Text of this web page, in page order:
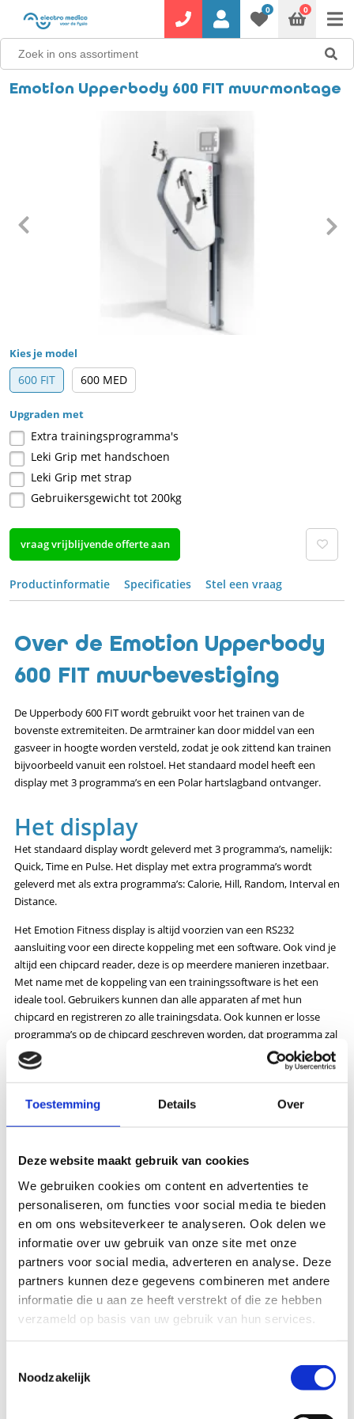
Toestemming Details Over
Deze website maakt gebruik van cookies
We gebruiken cookies om content en advertenties te
personaliseren, om functies voor social media te bieden
en om ons websiteverkeer te analyseren. Ook delen we
informatie over uw gebruik van onze site met onze
partners voor social media, adverteren en analyse. Deze
partners kunnen deze gegevens combineren met andere
informatie die u aan ze heeft verstrekt of die ze hebben
verzameld op basis van uw gebruik van hun services.
Noodzakelijk
0 0
Emotion Upperbody 600 FIT muurmontage
Kies je model
600 FIT 600 MED
Upgraden met
Extra trainingsprogramma's
Leki Grip met handschoen
Leki Grip met strap
Gebruikersgewicht tot 200kg
vraag vrijblijvende offerte aan
Productinformatie Specificaties Stel een vraag
Over de Emotion Upperbody
600 FIT muurbevestiging
De Upperbody 600 FIT wordt gebruikt voor het trainen van de
bovenste extremiteiten. De armtrainer kan door middel van een
gasveer in hoogte worden versteld, zodat je ook zittend kan trainen
bijvoorbeeld vanuit een rolstoel. Het standaard model heeft een
display met 3 programma’s en een Polar hartslagband ontvanger.
Het display
Het standaard display wordt geleverd met 3 programma’s, namelijk:
Quick, Time en Pulse. Het display met extra programma’s wordt
geleverd met als extra programma’s: Calorie, Hill, Random, Interval en
Distance.
Het Emotion Fitness display is altijd voorzien van een RS232
aansluiting voor een directe koppeling met een software. Ook vind je
altijd een chipcard reader, deze is op meerdere manieren inzetbaar.
Met name met de koppeling van een trainingssoftware is het een
ideale tool. Gebruikers kunnen dan alle apparaten af met hun
chipcard en registreren zo alle trainingsdata. Ook kunnen er losse
programma’s op de chipcard geschreven worden, dat programma zal
direct gestart worden wanneer jij de chipcard in het display stopt.
Dankzij de Polar hartslagband ontvanger koppel je makkelijk de
harstslagband voor een betrouwbare en stabiele hartslagmeting.
Mocht een hartslagband niet werken of niet gewenst zijn kan je altijd
kiezen voor de optie met hartslagsensoren op de bar. Houdt er wel
hartslagband.
Specificaties
Artikelnummer
124-600UB-MM-FIT
Hoofd categorie
Cardio apparatuur
Categorie
Cardio - Upperbody
Merk
Emotion Fitness
Lengte